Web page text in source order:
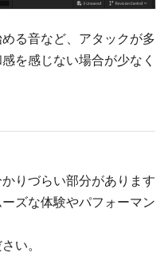
る音など、アタックが多
を感じない場合が少なく
りづらい部分があります
ズな体験やパフォーマン
い。